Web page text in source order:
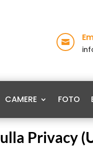

CAMERE FOTO
Privacy